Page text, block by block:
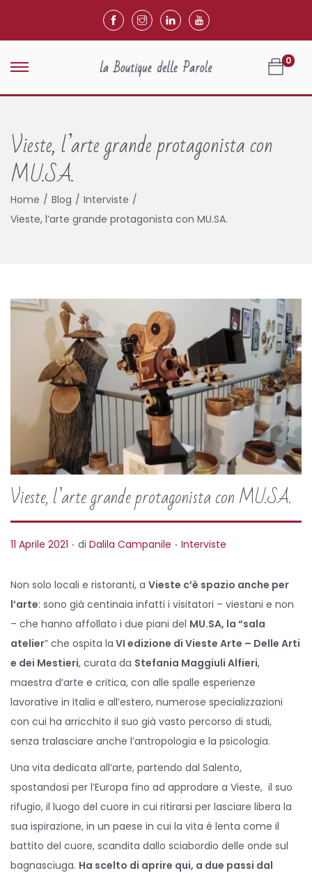
0
Vieste, l’arte grande protagonista con
MU.SA.
Home / Blog / Interviste /
Vieste, l’arte grande protagonista con MU.SA.
Vieste, l’arte grande protagonista con MU.SA.
P
s
t
e
d
o
n
11 Aprile 2021 . di Dalila Campanile . P
s
t
e
d
i
n
Interviste
Non solo locali e ristoranti, a Vieste c’è spazio anche per
l’arte: sono già centinaia infatti i visitatori – viestani e non
– che hanno affollato i due piani del MU.SA, la “sala
atelier” che ospita la VI edizione di Vieste Arte – Delle Arti
e dei Mestieri, curata da Stefania Maggiuli Alfieri,
maestra d’arte e critica, con alle spalle esperienze
lavorative in Italia e all’estero, numerose specializzazioni
con cui ha arricchito il suo già vasto percorso di studi,
senza tralasciare anche l’antropologia e la psicologia.
Una vita dedicata all’arte, partendo dal Salento,
spostandosi per l’Europa fino ad approdare a Vieste, il suo
rifugio, il luogo del cuore in cui ritirarsi per lasciare libera la
sua ispirazione, in un paese in cui la vita è lenta come il
battito del cuore, scandita dallo sciabordio delle onde sul
bagnasciuga. Ha scelto di aprire qui, a due passi dal